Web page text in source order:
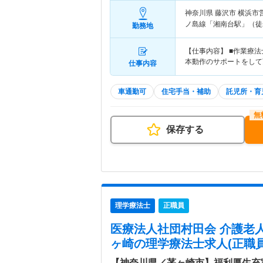
勤務地
神奈川県 藤沢市 横浜市
ノ島線「湘南台駅」（
仕事内容
【仕事内容】 ■作業療
本動作のサポートをし
車通勤可 住宅手当・補助 託児所・育
保存する
理学療法士 正職員
医療法人社団村田会 介護老
ヶ崎の理学療法士求人(正職